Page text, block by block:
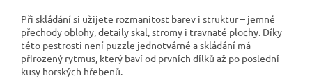
Při skládání si užijete rozmanitost barev i struktur – jemné
přechody oblohy, detaily skal, stromy i travnaté plochy. Díky
této pestrosti není puzzle jednotvárné a skládání má
přirozený rytmus, který baví od prvních dílků až po poslední
kusy horských hřebenů.